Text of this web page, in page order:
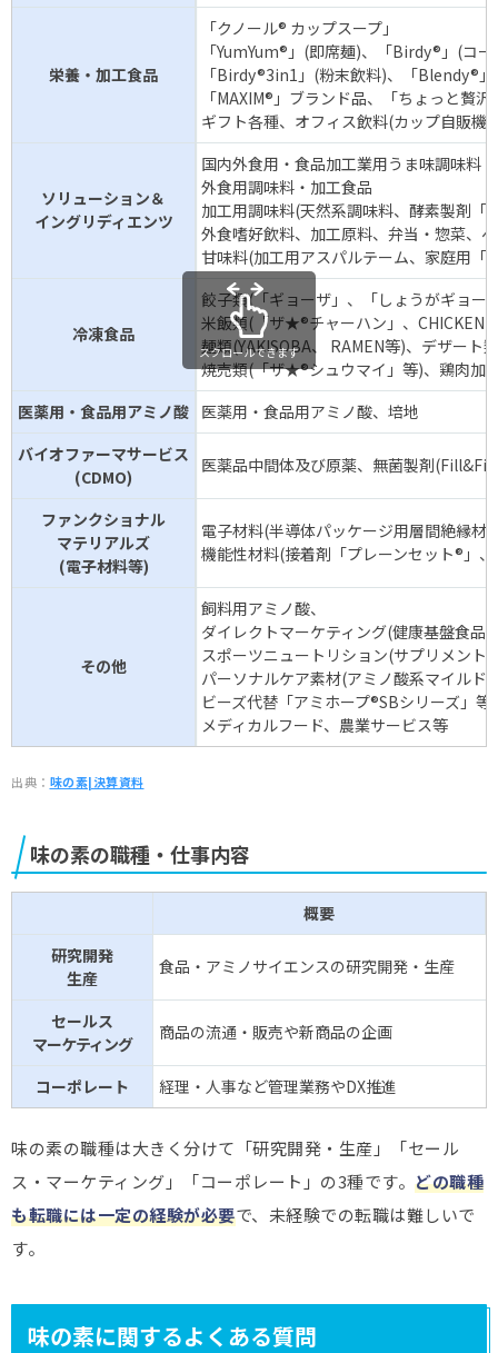
栄養・加工食品
「クノール® カップスープ」
「YumYum®」(即席麺)、「Birdy®」(コ
「Birdy®3in1」(粉末飲料)、「Blendy®
「MAXIM®」ブランド品、「ちょっと贅
ギフト各種、オフィス飲料(カップ自販機
ソリューション＆
イングリディエンツ
国内外食用・食品加工業用うま味調味料
外食用調味料・加工食品
加工用調味料(天然系調味料、酵素製剤「
外食嗜好飲料、加工原料、弁当・惣菜、
甘味料(加工用アスパルテーム、家庭用「
冷凍食品
餃子類(「ギョーザ」、「しょうがギョー
米飯類(「ザ★®チャーハン」、CHICKEN
麺類(YAKISOBA、 RAMEN等)、デザート
焼売類(「ザ★®シュウマイ」等)、鶏肉加
医薬用・食品用アミノ酸 医薬用・食品用アミノ酸、培地
バイオファーマサービス
(CDMO)
医薬品中間体及び原薬、無菌製剤
ファンクショナル
マテリアルズ
(電子材料等)
電子材料(半導体パッケージ用層間絶縁
機能性材料(接着剤「プレーンセット®」
その他
飼料用アミノ酸、
ダイレクトマーケティング(健康基盤食品
スポーツニュートリション(サプリメント
パーソナルケア素材(アミノ酸系マイルド
ビーズ代替「アミホープ®SBシリーズ」等)
メディカルフード、農業サービス等
スクロールできます
出典： 味の素|決算資料
味の素の職種・仕事内容
概要
研究開発
生産
食品・アミノサイエンスの研究開発・生産
セールス
マーケティング
商品の流通・販売や新商品の企画
コーポレート 経理・人事など管理業務やDX推進
味の素の職種は大きく分けて「研究開発・生産」「セール
ス・マーケティング」「コーポレート」の3種です。 どの職種
も転職には一定の経験が必要で、未経験での転職は難しいで
す。
味の素に関するよくある質問